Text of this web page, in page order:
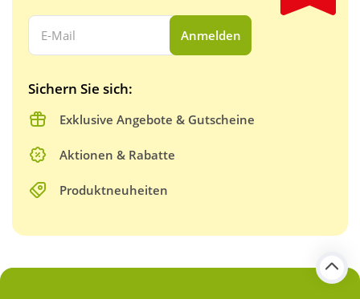
Ihre E-Mail Adresse:
Anmelden
Sichern Sie sich:
Exklusive Angebote & Gutscheine
Aktionen & Rabatte
Produktneuheiten